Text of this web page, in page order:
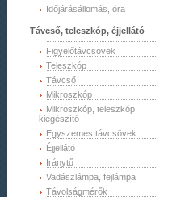
Időjárásállomás, óra
Távcső, teleszkóp, éjjellátó
Figyelőtávcsövek
Teleszkóp
Távcső
Mikroszkóp
Mikroszkóp, teleszkóp
kiegészítő
Egyszemes távcsövek
Éjjellátó
Iránytű
Vadászlámpa, fejlámpa
Távolságmérők